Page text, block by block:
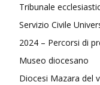
Tribunale
Servizio Civile
2024 – Percorsi di
Museo diocesano
Diocesi Mazara del